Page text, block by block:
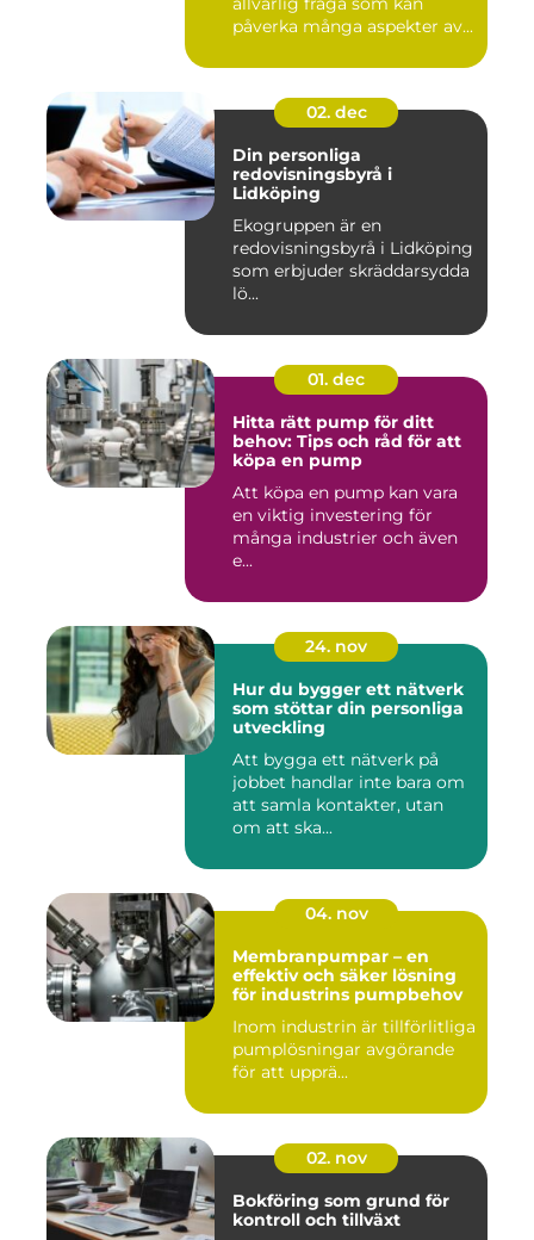
påverka många aspekter av...
02. dec
Din personliga
redovisningsbyrå i
Lidköping
Ekogruppen är en
redovisningsbyrå i Lidköping
som erbjuder skräddarsydda
lö...
01. dec
Hitta rätt pump för ditt
behov: Tips och råd för att
köpa en pump
Att köpa en pump kan vara
en viktig investering för
många industrier och även
e...
24. nov
Hur du bygger ett nätverk
som stöttar din personliga
utveckling
Att bygga ett nätverk på
jobbet handlar inte bara om
att samla kontakter, utan
om att ska...
04. nov
Membranpumpar – en
effektiv och säker lösning
för industrins pumpbehov
Inom industrin är tillförlitliga
pumplösningar avgörande
för att upprä...
02. nov
Bokföring som grund för
kontroll och tillväxt